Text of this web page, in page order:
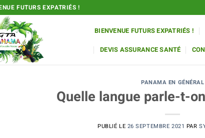
FUTURS EXPATRIÉS !
BIENVENUE FUTURS EXPATRIÉS !
DEVIS ASSURANCE SANTÉ
PANAMA EN GÉNÉRAL
Quelle langue parle-t-
PUBLIÉ LE 26 SEPTEMBRE 2021 PAR